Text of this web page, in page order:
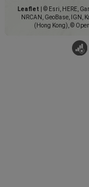
Leaflet
© Esri, HERE,
NRCAN, GeoBase, IGN,
(Hong Kong), ©